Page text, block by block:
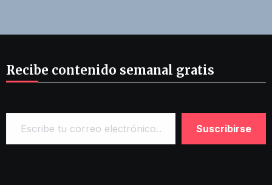
Recibe contenido semanal gratis
Escribe tu correo electrónico…
Suscribirse